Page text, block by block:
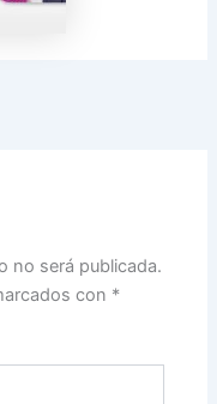
no será publicada.
con *